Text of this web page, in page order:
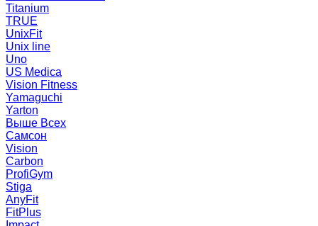
Titanium
TRUE
UnixFit
Unix line
Uno
US Medica
Vision Fitness
Yamaguchi
Yarton
Выше Всех
Самсон
Vision
Carbon
ProfiGym
Stiga
AnyFit
FitPlus